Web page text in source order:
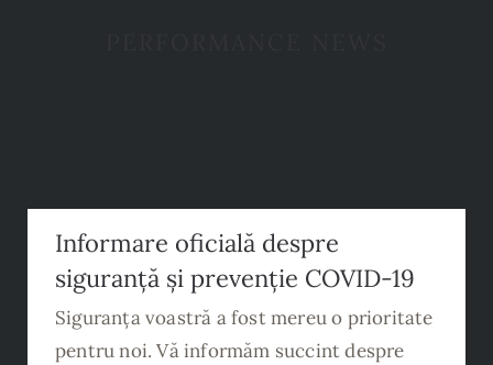
prevenție COVID-19
Informare oficială despre
siguranță și prevenție COVID-19
Siguranța voastră a fost mereu o prioritate
pentru noi. Vă informăm succint despre